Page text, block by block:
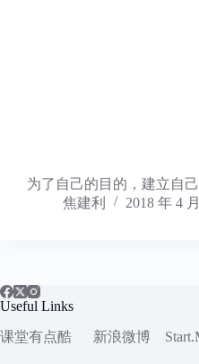
为了自己的目的，建立自
焦建利
2018 年 4
Useful Links
课堂有点酷
新浪微博